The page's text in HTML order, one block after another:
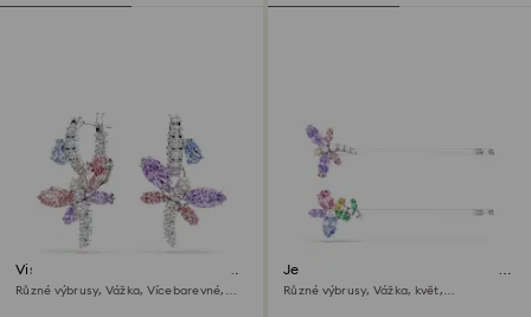
Visací náušnice Ariana Grande x
Swarovski
Různé výbrusy, Vážka, Vícebarevné,
Jehlice do vlasů Ariana Grande
x Swarovski
Různé výbrusy, Vážka, květ,